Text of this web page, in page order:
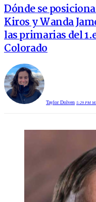
Dónde se
Kiros y Wanda
las primarias del
Colorado
Taylor Dolven 5:29 PM